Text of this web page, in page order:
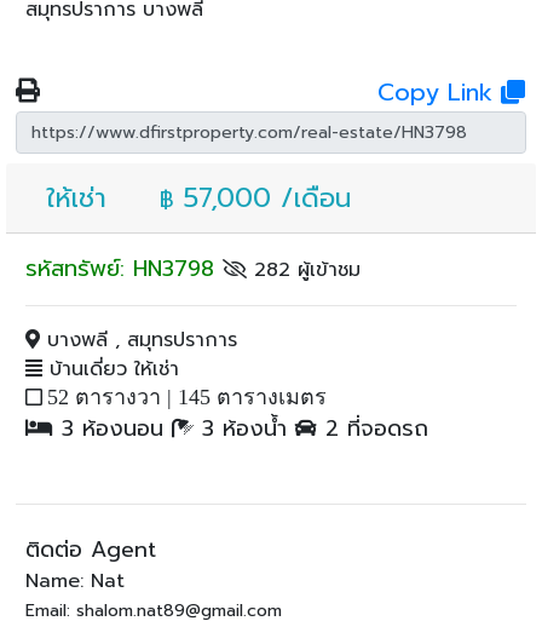
สมุทรปราการ บางพลี
Copy Link
ให้เช่า ฿ 57,000 /เดือน
รหัสทรัพย์: HN3798 282 ผู้เข้าชม
บางพลี , สมุทรปราการ
บ้านเดี่ยว ให้เช่า
52 ตารางวา | 145 ตารางเมตร
3 ห้องนอน 3 ห้องน้ำ 2 ที่จอดรถ
ติดต่อ Agent
Name: Nat
Email: shalom.nat89@gmail.com